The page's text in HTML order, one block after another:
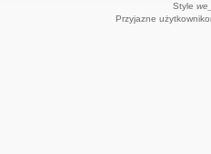
Style
Przyjazne